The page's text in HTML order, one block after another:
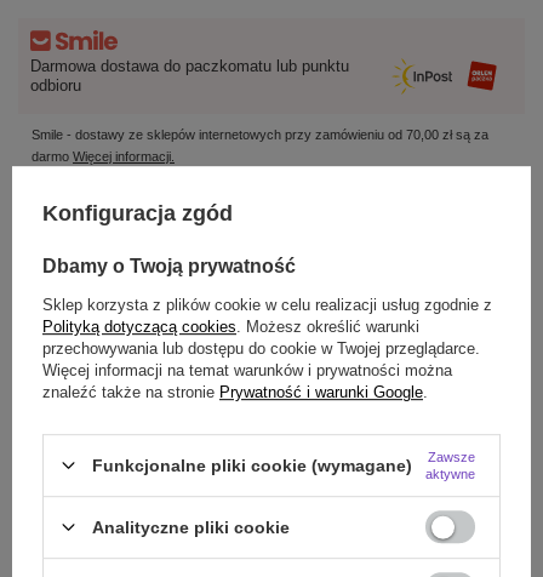
Darmowa dostawa do paczkomatu lub punktu
odbioru
Smile - dostawy ze sklepów internetowych przy zamówieniu od 70,00 złsą za
darmo Więcej informacji.
OPINIE (0)
Potrzebujesz pomocy? Masz pytania?
Zadaj pytanie a my odpowiemy niezwłocznie,
Konfiguracja zgód
Dbamy o Twoją prywatność
Sklep korzysta z plików cookie w celu realizacji usług zgodnie z
Polityką dotyczącą cookies . Możesz określić warunki
przechowywania lub dostępu do cookie w Twojej przeglądarce.
Więcej informacji na temat warunków i prywatności można
znaleźć także na stronie Prywatność i warunki Google
Funkcjonalne pliki cookie (wymagane)
Zawsze
aktywne
Analityczne pliki cookie